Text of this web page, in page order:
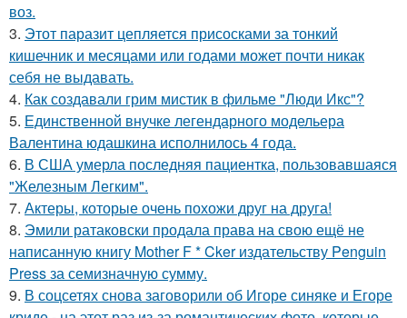
воз.
3. Этот паразит цепляется присосками за тонкий
кишечник и месяцами или годами может почти никак
себя не выдавать.
4. Как создавали грим мистик в фильме "Люди Икс"?
5. Единственной внучке легендарного модельера
Валентина юдашкина исполнилось 4 года.
6. В США умерла последняя пациентка, пользовавшаяся
"Железным Легким".
7. Актеры, которые очень похожи друг на друга!
8. Эмили ратаковски продала права на свою ещё не
написанную книгу Mother F * Cker издательству Penguin
Press за семизначную сумму.
9. В соцсетях снова заговорили об Игоре синяке и Егоре